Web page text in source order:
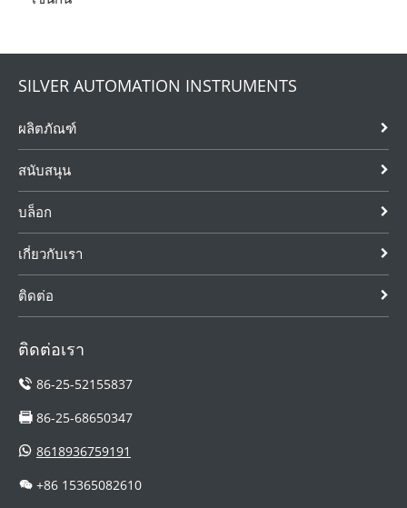
SILVER AUTOMATION INSTRUMENTS
ผลิตภัณฑ์
สนับสนุน
บล็อก
เกี่ยวกับเรา
ติดต่อ
ติดต่อเรา
86-25-52155837
86-25-68650347
8618936759191
+86 15365082610